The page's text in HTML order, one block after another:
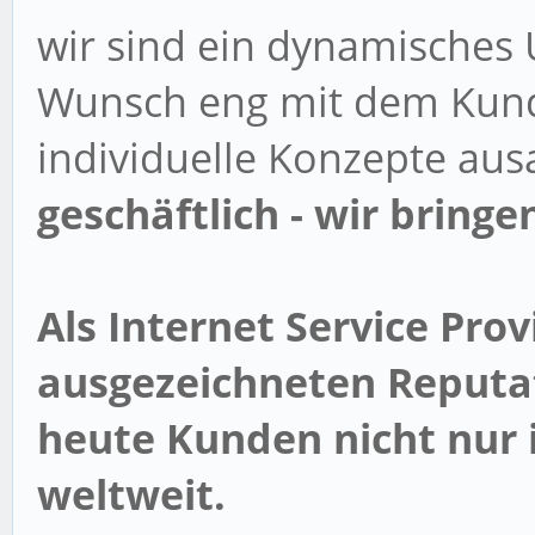
wir sind ein
Wunsch eng mit dem
individuelle Konzepte
geschäftlich - wir
Als Internet Service
ausgezeichneten
heute Kunden nicht nur
weltweit.